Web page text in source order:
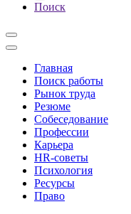
Поиск
Главная
Поиск работы
Рынок труда
Резюме
Собеседование
Профессии
Карьера
HR-советы
Психология
Ресурсы
Право